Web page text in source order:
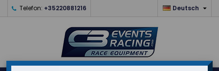
Telefon: +35220881216 Deutsch 